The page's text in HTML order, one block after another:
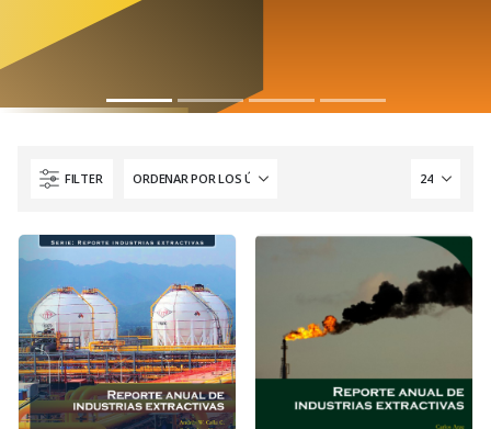
FILTER